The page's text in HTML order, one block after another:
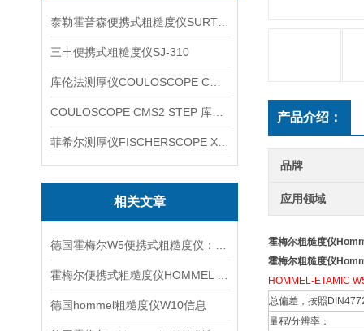
三丰便携式粗糙度仪SJ-310
相关文章
德国hommel粗糙度仪W10信息
产品介绍：
品牌
应用领域
霍梅尔粗糙度仪
霍梅尔粗糙度仪
HOMMEL-ETAMIC
总偏差，按照
量程/分辨率：